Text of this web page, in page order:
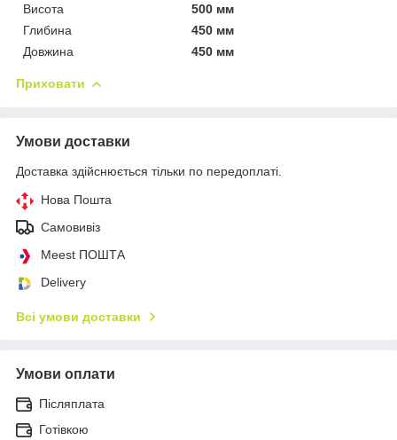
Висота
500 мм
Глибина
450 мм
Довжина
450 мм
Приховати
Умови доставки
Доставка здійснюється тільки по передоплаті.
Нова Пошта
Самовивіз
Meest ПОШТА
Delivery
Всі умови доставки
Умови оплати
Післяплата
Готівкою